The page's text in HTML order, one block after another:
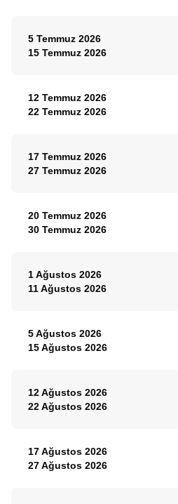
5 Temmuz 2026
15 Temmuz 2026
12 Temmuz 2026
22 Temmuz 2026
17 Temmuz 2026
27 Temmuz 2026
20 Temmuz 2026
30 Temmuz 2026
1 Ağustos 2026
11 Ağustos 2026
5 Ağustos 2026
15 Ağustos 2026
12 Ağustos 2026
22 Ağustos 2026
17 Ağustos 2026
27 Ağustos 2026